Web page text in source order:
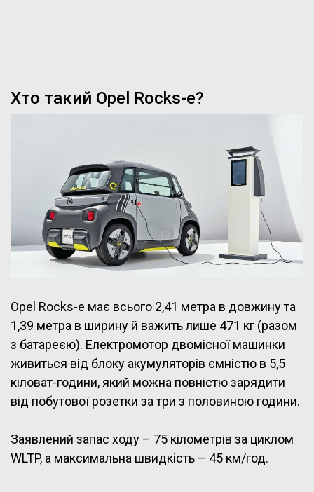
Хто такий Opel Rocks-e?
Opel Rocks-e має всього 2,41 метра в довжину та
1,39 метра в ширину й важить лише 471 кг (разом
з батареєю). Електромотор двомісної машинки
живиться від блоку акумуляторів ємністю в 5,5
кіловат-години, який можна повністю зарядити
від побутової розетки за три з половиною години.
Заявлений запас ходу – 75 кілометрів за циклом
WLTP, а максимальна швидкість – 45 км/год.